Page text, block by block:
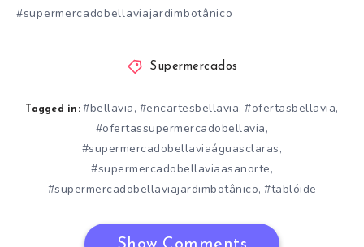
#supermercadobellaviajardimbotânico
Supermercados
Tagged in: #bellavia, #encartesbellavia,#ofertasbellavia,
#ofertassupermercadobellavia,
#supermercadobellaviaáguasclaras,
#supermercadobellaviaasanorte,
#supermercadobellaviajardimbotânico, #tablóide